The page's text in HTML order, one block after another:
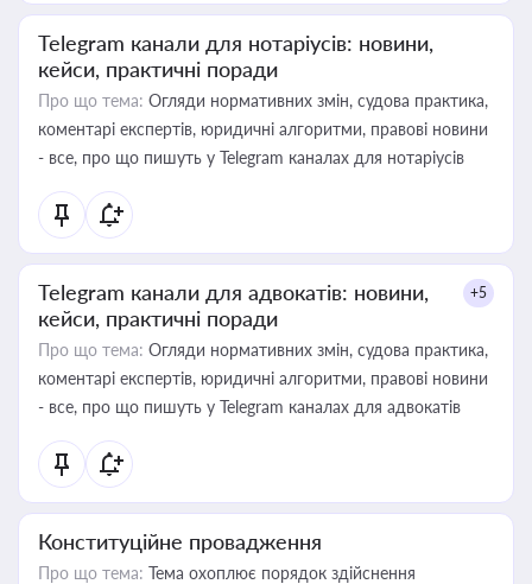
Telegram канали для нотаріусів: новини,
кейси, практичні поради
Про що тема: Огляди нормативних змін, судова практика,
коментарі експертів, юридичні алгоритми, правові новини
- все, про що пишуть у Telegram каналах для нотаріусів
Telegram канали для адвокатів: новини,
кейси, практичні поради
+5
Про що тема: Огляди нормативних змін, судова практика,
коментарі експертів, юридичні алгоритми, правові новини
- все, про що пишуть у Telegram каналах для адвокатів
Конституційне провадження
Про що тема: Тема охоплює порядок здійснення